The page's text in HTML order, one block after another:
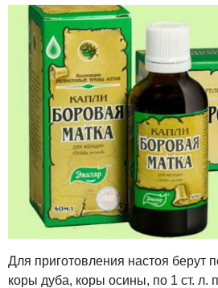
Для приготовления настоя берут
коры дуба, коры осины, по 1 ст. л.